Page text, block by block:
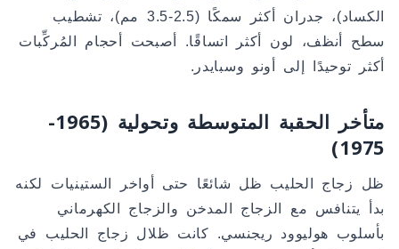
الكساد)، جدران أكثر سمكًا (2.5-3.5 مم)، تشطيب
سطح أنظف، لون أكثر اتساقًا. أصبحت أحجام المُركِّبات
أكثر توحيدًا إلى أونو وسبايدر.
متأخر الحقبة المتوسطة وتحولية (1965-
1975)
ظل زجاج الحليب ظل شائعًا حتى أواخر الستينيات لكنه
بدأ يتنافس مع الزجاج المدخن والزجاج الكهرماني
بأسلوب هوليوود ريجنسي. كانت ظلال زجاج الحليب في